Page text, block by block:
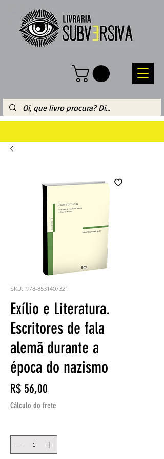
SKU: ‎ 978-8531407321
Exílio e Literatura.
Escritores de fala
alemã durante a
época do nazismo
R$ 56,00
Cálculo do frete